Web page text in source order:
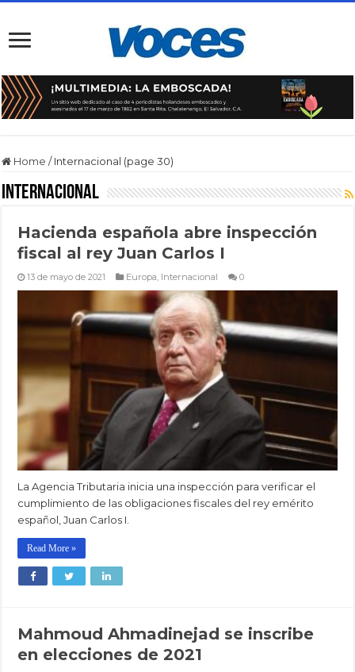
Home / Internacional (page 30)
Internacional
Hacienda española abre inspección
fiscal al rey Juan Carlos I
13 de mayo de 2021 Europa, Internacional 0
La Agencia Tributaria inicia una inspección para verificar el
cumplimiento de las obligaciones fiscales del rey emérito
español, Juan Carlos I.
Read More »
Mahmoud Ahmadinejad se inscribe
en elecciones de 2021